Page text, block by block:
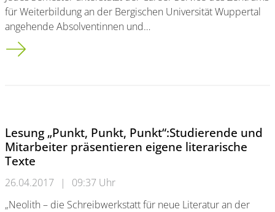
für Weiterbildung an der Bergischen Universität Wuppertal
angehende Absolventinnen und…
Career Service: Praxisorientierte Angebote für den Berufsstart
Lesung „Punkt, Punkt, Punkt“:Studierende und
Mitarbeiter präsentieren eigene literarische
Texte
26.04.2017 |
09:37 Uhr
„Neolith – die Schreibwerkstatt für neue Literatur an der